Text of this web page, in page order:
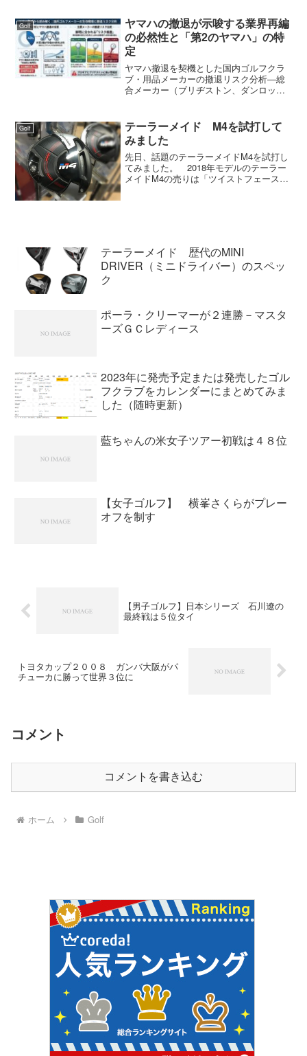
ギリ×ベリーイージー』です。RS Xの発
売日は7...
Golf
ヤマハの撤退が示唆する業界再編
の必然性と「第2のヤマハ」の特
定
ヤマハ撤退を契機とした国内ゴルフクラ
ブ・用品メーカーの撤退リスク分析―総
合メーカー（ブリヂストン、ダンロッ
用品事業からの撤退を発表したことは、
国内ゴルフ業界に大き...
Golf
テーラーメイド M4を試打して
みました
先日、話題のテーラーメイドM4を試打し
てみました。 2018年モデルのテーラー
メイドM4の売りは「ツイストフェース」
テーラーメイド 歴代のMINI
DRIVER（ミニドライバー）のスペッ
ク
ポーラ・クリーマーが２連勝－マスタ
ーズＧＣレディース
2023年に発売予定または発売したゴル
フクラブをカレンダーにまとめてみま
した（随時更新）
藍ちゃんの米女子ツアー初戦は４８位
【女子ゴルフ】 横峯さくらがプレー
オフを制す
【男子ゴルフ】日本シリーズ 石川遼の
最終戦は５位タイ
トヨタカップ２００８ ガンバ大阪がパ
チューカに勝って世界３位に
コメント
コメントを書き込む
ホーム Golf